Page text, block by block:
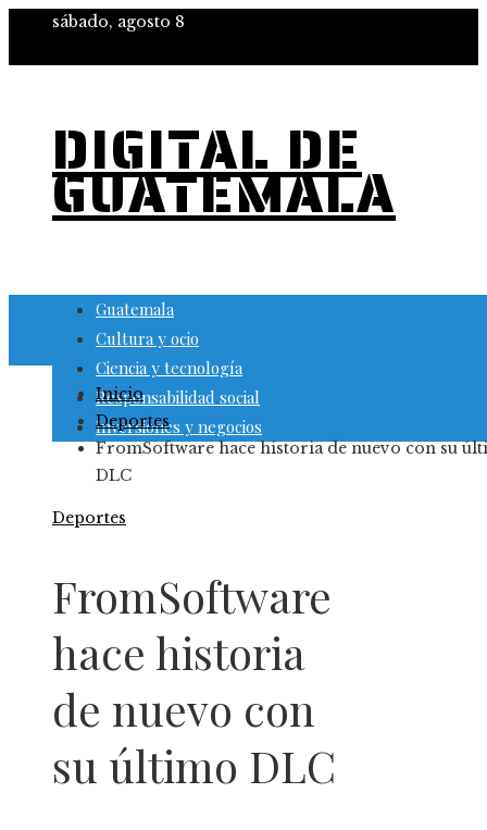
sábado, agosto 8
DIGITAL DE
GUATEMALA
Guatemala
Cultura y ocio
Ciencia y tecnología
Responsabilidad social
Inversiones y negocios
Inicio
Deportes
FromSoftware hace historia de nuevo con su
DLC
Deportes
FromSoftware
hace historia
de nuevo con
su último DLC